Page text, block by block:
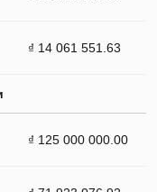
₫ 14 061 551.63
₫ 125 000 000.00